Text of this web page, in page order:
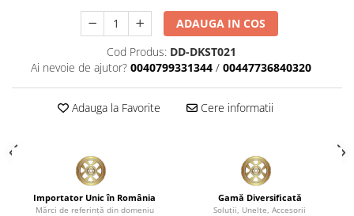
ADAUGA IN COS
Cod Produs: DD-DKST021
Ai nevoie de ajutor? 0040799331344 / 00447736840320
Adauga la Favorite Cere informatii
Importator Unic în România
Mărci de referinţă din domeniu
Gamă Diversificată
Soluţii, Unelte, Accesorii